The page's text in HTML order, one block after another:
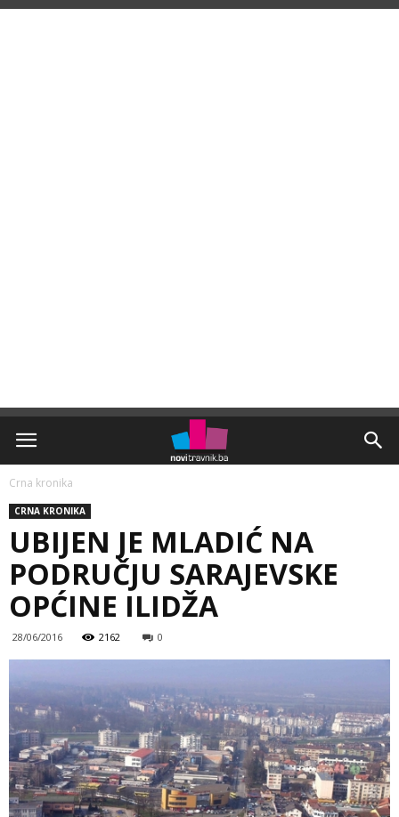
Crna kronika
CRNA KRONIKA
UBIJEN JE MLADIĆ NA
PODRUČJU SARAJEVSKE
OPĆINE ILIDŽA
28/06/2016 2162 0